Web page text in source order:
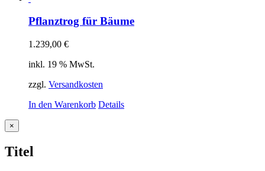
Pflanztrog für Bäume
1.239,00 €
inkl. 19 % MwSt.
zzgl. Versandkosten
In den Warenkorb Details
Close
product
view
×
Titel